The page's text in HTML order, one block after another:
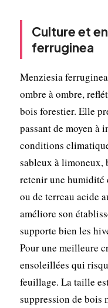
Culture et
ferruginea
Menziesia
ombre à ombre,
bois forestier. Elle
passant de moyen à
conditions
sableux à limoneux,
retenir une humidité
ou de terreau acide
améliore son
supporte bien les
Pour une meilleure
ensoleillées qui
feuillage. La taille
suppression de bois